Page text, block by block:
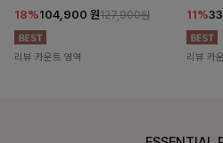
18%104,900 원127,900원
리뷰 카운트 영역
11%
리뷰 카